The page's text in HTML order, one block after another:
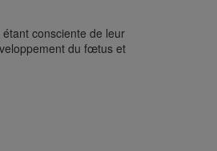
consciente de leur
du fœtus et